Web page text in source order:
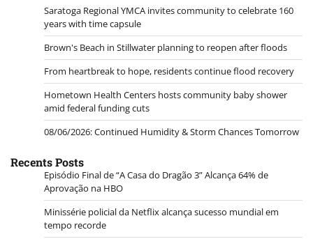
Saratoga Regional YMCA invites community to celebrate 160
years with time capsule
Brown's Beach in Stillwater planning to reopen after floods
From heartbreak to hope, residents continue flood recovery
Hometown Health Centers hosts community baby shower
amid federal funding cuts
08/06/2026: Continued Humidity & Storm Chances Tomorrow
Recents Posts
Episódio Final de “A Casa do Dragão 3” Alcança 64% de
Aprovação na HBO
Minissérie policial da Netflix alcança sucesso mundial em
tempo recorde